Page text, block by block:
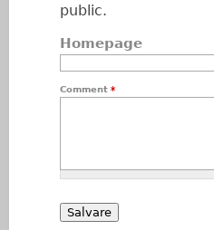
public.
Homepage
Comment *